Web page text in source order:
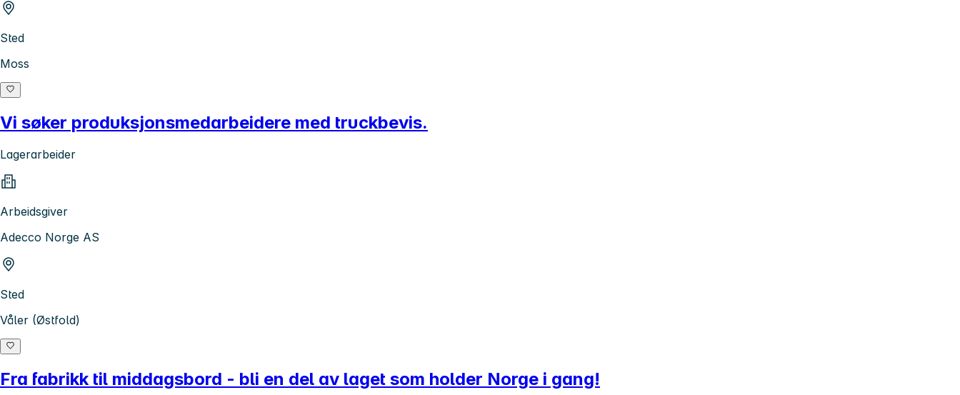
Sted
Moss
Vi søker produksjonsmedarbeidere med truckbevis.
Lagerarbeider
Arbeidsgiver
Adecco Norge AS
Sted
Våler (Østfold)
Fra fabrikk til middagsbord - bli en del av laget som holder Norge i gang!